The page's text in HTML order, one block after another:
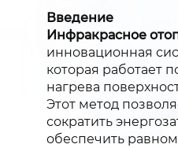
Введение
Инфракрасное
инновационная
которая работает
нагрева
Этот метод
сократить
обеспечить